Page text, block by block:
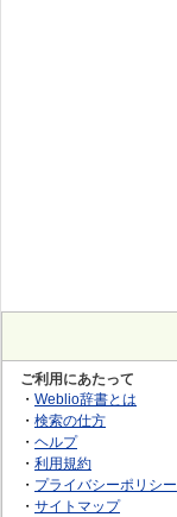
ご利用にあたって
・ Weblio辞書とは
・ 検索の仕方
・ ヘルプ
・ 利用規約
・ プライバシーポリシー
・ サイトマップ